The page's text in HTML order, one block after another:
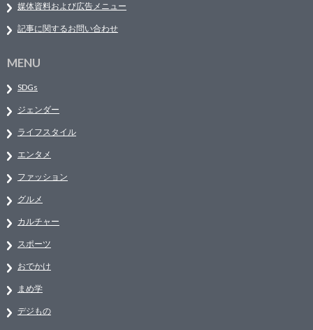
媒体資料および広告メニュー
記事に関するお問い合わせ
MENU
SDGs
ジェンダー
ライフスタイル
エンタメ
ファッション
グルメ
カルチャー
スポーツ
おでかけ
まめ学
デジもの